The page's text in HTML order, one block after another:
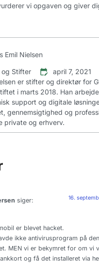
vi opgaven og giver
Emil Nielsen
og Stifter
april 7, 2021
er stifter og direktør for
i marts 2018. Han
support og digitale
gennemsigtighed og
private og erhverv.
siger: 16.
er blevet hacket.
ikke antivirusprogram på
MEN vi er bekymret for om vi
og få det installeret via